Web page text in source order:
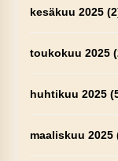
kesäkuu 2025
toukokuu 2025
huhtikuu 2025
maaliskuu 2025